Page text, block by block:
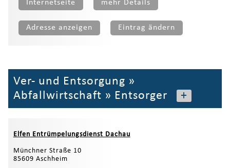
Internetseite mehr Details
Adresse anzeigen Eintrag ändern
Ver- und Entsorgung »
Abfallwirtschaft » Entsorger +
Elfen Entrümpelungsdienst Dachau
Münchner Straße 10
85609 Aschheim